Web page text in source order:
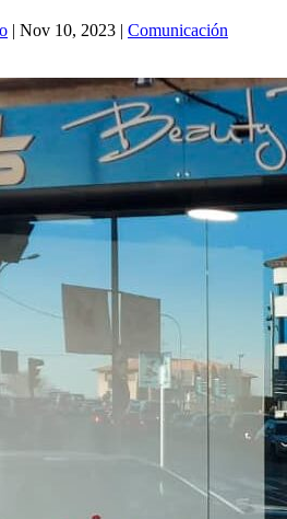
| Nov 10, 2023 | Comunicación